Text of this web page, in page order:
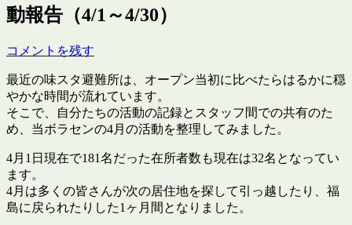
動報告（4/1～4/30）
コメントを残す
最近の味スタ避難所は、オープン当初に比べたらはるかに穏
やかな時間が流れています。
そこで、自分たちの活動の記録とスタッフ間での共有のた
め、当ボラセンの4月の活動を整理してみました。
4月1日現在で181名だった在所者数も現在は32名となってい
ます。
4月は多くの皆さんが次の居住地を探して引っ越したり、福
島に戻られたりした1ヶ月間となりました。